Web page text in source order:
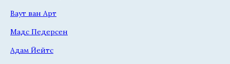
Ваут ван Арт
Мадс Педерсен
Адам Йейтс